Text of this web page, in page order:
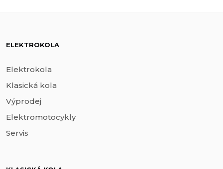
ELEKTROKOLA
Elektrokola
Klasická kola
Výprodej
Elektromotocykly
Servis